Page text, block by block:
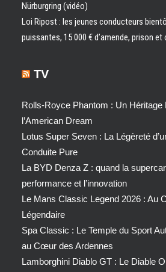
Nürburgring (vidéo)
Loi Ripost : les jeunes conducteurs
puissantes, 15 000 € d’amende, prison
TV
Rolls-Royce Phantom : Un
l’American Dream
Lotus Super Seven : La Légèreté
Conduite Pure
La BYD Denza Z : quand la
performance et l’innovation
Le Mans Classic Legend 2026 : Au
Légendaire
Spa Classic : Le Temple du Sport
au Cœur des Ardennes
Lamborghini Diablo GT : Le Diable